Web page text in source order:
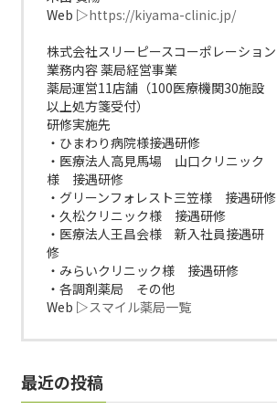
Web ▷https://kiyama-clinic.jp/
株式会社スリーピースコーポレーション
業務内容 薬局経営事業
薬局運営11店舗（100医療機関30施設
以上処方箋受付）
研修実施先
・ひまわり病院様接遇研修
・医療法人高見馬場 山口クリニック
様 接遇研修
・グリーンフォレスト三笠様 接遇研修
・久松クリニック様 接遇研修
・医療法人王昌会様 新入社員接遇研
修
・みらいクリニック様 接遇研修
・各調剤薬局 その他
Web ▷スマイル薬局一覧
最近の投稿